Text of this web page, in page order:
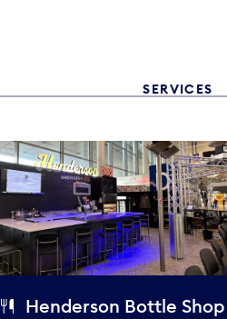
SERVICES
Henderson Bottle Shop